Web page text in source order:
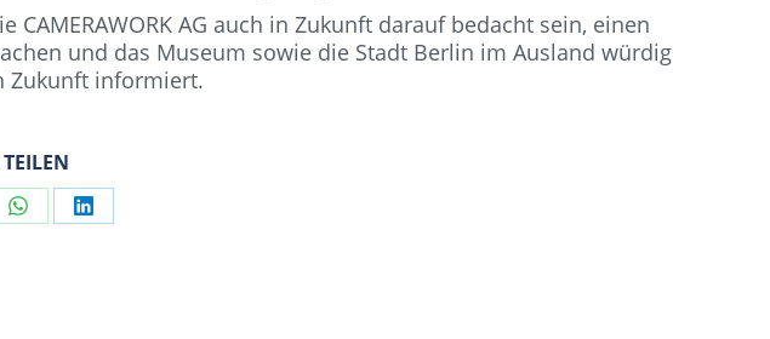
AG auch in Zukunft darauf bedacht sein, einen
und das Museum sowie die Stadt Berlin im Ausland würdig
Zukunft informiert.
Share Share